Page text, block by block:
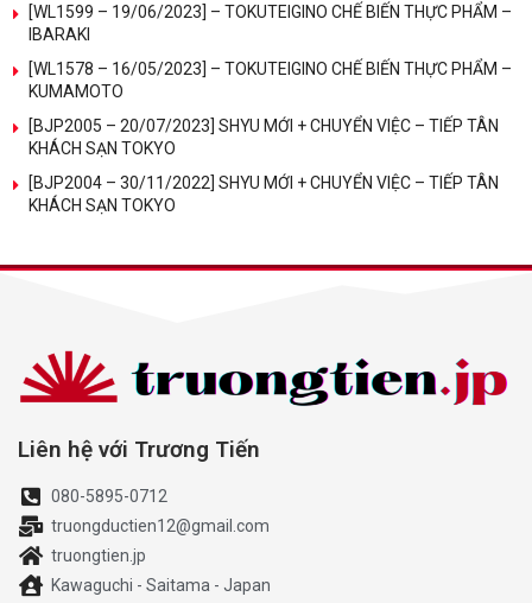
[WL1599 – 19/06/2023] – TOKUTEIGINO CHẾ BIẾN THỰC PHẨM –
IBARAKI
[WL1578 – 16/05/2023] – TOKUTEIGINO CHẾ BIẾN THỰC PHẨM –
KUMAMOTO
[BJP2005 – 20/07/2023] SHYU MỚI + CHUYỂN VIỆC – TIẾP TÂN
KHÁCH SẠN TOKYO
[BJP2004 – 30/11/2022] SHYU MỚI + CHUYỂN VIỆC – TIẾP TÂN
KHÁCH SẠN TOKYO
Liên hệ với Trương Tiến
080-5895-0712
truongductien12@gmail.com
truongtien.jp
Kawaguchi - Saitama - Japan